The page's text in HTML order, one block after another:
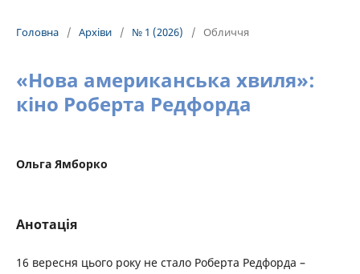
Головна / Архіви / № 1 (2026) / Обличчя
«Нова американська хвиля»:
кіно Роберта Редфорда
Ольга Ямборко
Анотація
16 вересня цього року не стало Роберта Редфорда –